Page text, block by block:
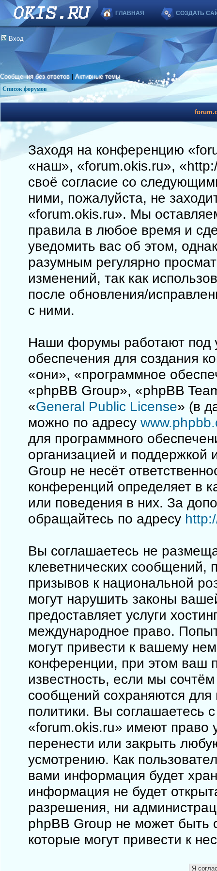
ГЛАВНАЯ СОЗДАТЬ
Вход
Сообщения без ответов |Активные темы
Список форумов
Заходя на конференцию
«наш», «forum.okis.ru»,
своё согласие со
ними, пожалуйста, не
«forum.okis.ru». Мы
правила в любое время и
уведомить вас об этом,
разумным регулярно
изменений, так как
после обновления/
с ними.
Наши форумы работают под
обеспечения для создания
«они», «программное
«phpBB Group», «phpBB
«General Public License» (в
можно по адресу
для программного
организацией и поддержкой
Group не несёт
конференций определяет в
или поведения в них. За
обращайтесь по адресу
Вы соглашаетесь не
клеветнических сообщений,
призывов к национальной
могут нарушить законы
предоставляет услуги
международное право.
могут привести к вашему
конференции, при этом ваш
известность, если мы
сообщений сохраняются для
политики. Вы соглашаетесь
«forum.okis.ru» имеют право
перенести или закрыть
усмотрению. Как
вами информация будет
информация не будет
разрешения, ни
phpBB Group не может быть
которые могут привести к